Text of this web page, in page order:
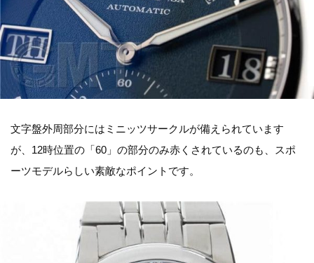
文字盤外周部分にはミニッツサークルが備えられています
が、12時位置の「60」の部分のみ赤くされているのも、スポ
ーツモデルらしい素敵なポイントです。